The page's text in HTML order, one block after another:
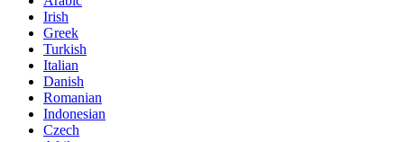
Irish
Greek
Turkish
Italian
Danish
Romanian
Indonesian
Czech